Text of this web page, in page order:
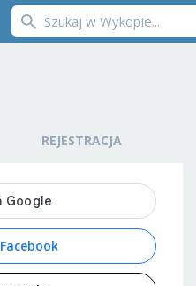
REJESTRACJA